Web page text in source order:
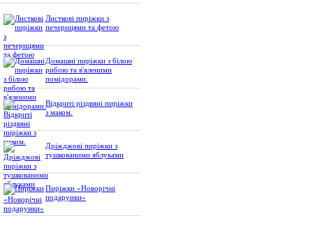
Листкові пиріжки з
печерицями та фетою
Домашні пиріжки з білою
рибою та в'яленими
помідорами.
Відкриті різдвяні пиріжки
з маком.
Дріжджові пиріжки з
тушкованими яблуками
Пиріжки «Новорічні
подарунки»